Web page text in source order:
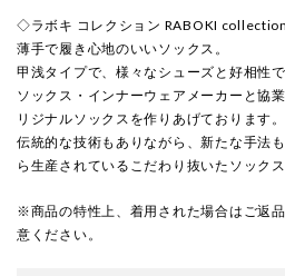
◇ラボキ コレクション RABOKI
薄手で履き心地のいいソックス。
甲浅タイプで、様々なシューズと好相性で
ソックス・インナーウェアメーカーと協
リジナルソックスを作りあげております。
伝統的な技術もありながら、新たな手法
ら生産されているこだわり抜いたソックス
※商品の特性上、着用された場合はご返
意ください。